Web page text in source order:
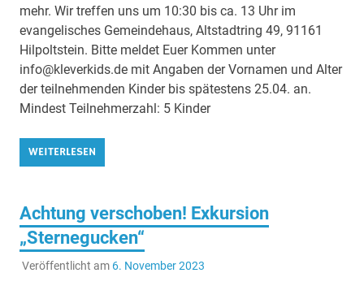
mehr. Wir treffen uns um 10:30 bis ca. 13 Uhr im
evangelisches Gemeindehaus, Altstadtring 49, 91161
Hilpoltstein. Bitte meldet Euer Kommen unter
info@kleverkids.de mit Angaben der Vornamen und Alter
der teilnehmenden Kinder bis spätestens 25.04. an.
Mindest Teilnehmerzahl: 5 Kinder
WEITERLESEN
Achtung verschoben! Exkursion
„Sternegucken“
Veröffentlicht am 6. November 2023